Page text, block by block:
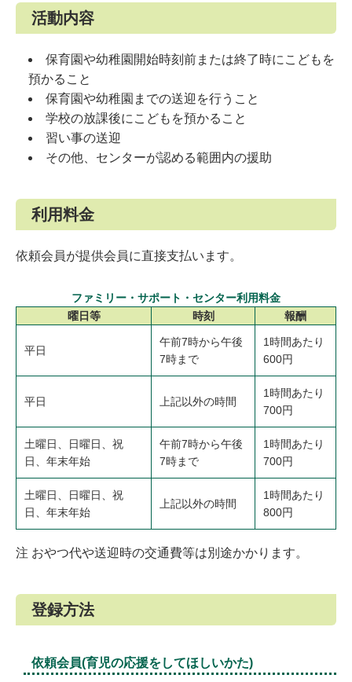
活動内容
保育園や幼稚園開始時刻前または終了時にこどもを
預かること
保育園や幼稚園までの送迎を行うこと
学校の放課後にこどもを預かること
習い事の送迎
その他、センターが認める範囲内の援助
利用料金
依頼会員が提供会員に直接支払います。
ファミリー・サポート・センター利用料金
曜日等
時刻 報酬
平日
午前7時から午後
7時まで
1時間あたり
600円
平日 上記以外の時間
1時間あたり
700円
土曜日、日曜日、祝
日、年末年始
午前7時から午後
7時まで
1時間あたり
700円
土曜日、日曜日、祝
日、年末年始
上記以外の時間
1時間あたり
800円
注 おやつ代や送迎時の交通費等は別途かかります。
登録方法
依頼会員(育児の応援をしてほしいかた)